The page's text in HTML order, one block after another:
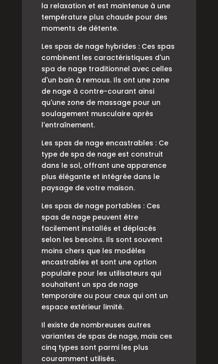
la relaxation et est maintenue à une
température plus chaude pour des
moments de détente.
Les spas de nage hybrides : Ces spas
combinent les caractéristiques d'un
spa de nage traditionnel avec celles
d'un bain à remous. Ils ont une zone
de nage à contre-courant ainsi
qu'une zone de massage pour un
soulagement musculaire après
l'entraînement.
Les spas de nage encastrables : Ce
type de spa de nage est construit
dans le sol, offrant une apparence
plus élégante et intégrée dans le
paysage de votre maison.
Les spas de nage portables : Ces
spas de nage peuvent être
facilement installés et déplacés
selon les besoins. Ils sont souvent
moins chers que les modèles
encastrables et sont une option
populaire pour les utilisateurs qui
souhaitent un spa de nage
temporaire ou pour ceux qui ont un
espace extérieur limité.
Il existe de nombreuses autres
variantes de spas de nage, mais ces
cinq types sont parmi les plus
couramment utilisés.